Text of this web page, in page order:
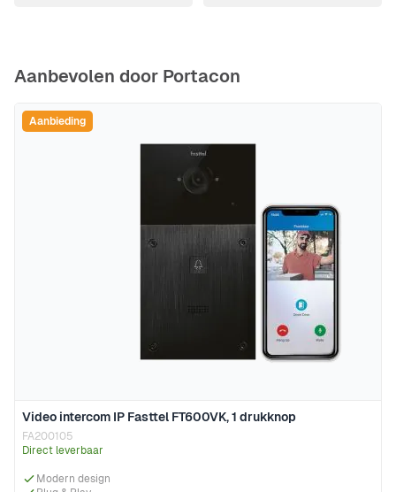
Aanbevolen door Portacon
Video intercom IP Fasttel FT600VK, 1 drukknop
FA200105
Direct leverbaar
Modern design
Aanbieding